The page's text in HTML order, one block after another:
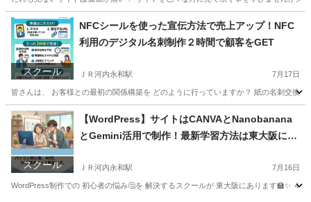
大阪 東大阪市 ＪＲ河内永和駅 ホームページ作成
スクール
NFCシールを使った宣伝方法で売上アップ！NFC
利用のデジタル名刺制作２時間で顧客をGET
ＪＲ河内永和駅 7月17日
皆さんは、 お客様との最初の関係構築を どのように行っていますか？ 紙の名刺交換
大阪 東大阪市 ＪＲ河内永和駅 ホームページ作成
スクール
【WordPress】サイトはCANVAとNanobanana
とGemini活用で制作！最新学習方法は東大阪に
ＪＲ河内永和駅 7月16日
WordPress制作での 初心者の悩み🤔を 解決するスクールが 東大阪にあります🏫✨ ４